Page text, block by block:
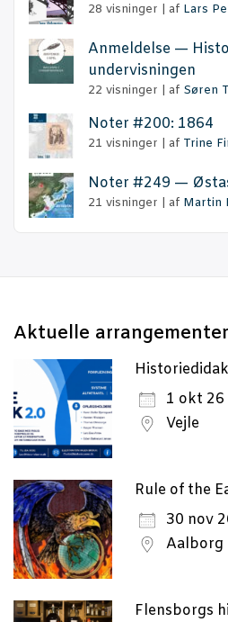
28 visninger af Lars
Anmel­del­se —
undervisningen
22 visninger af Søren
Noter #200: 1864
21 visninger af Trine
Noter #249 —
21 visninger af Martin
Aktu­el­le arrangementer
1 okt 26
Vejle
Rule of the
30 nov
Aalborg
Flensborgs